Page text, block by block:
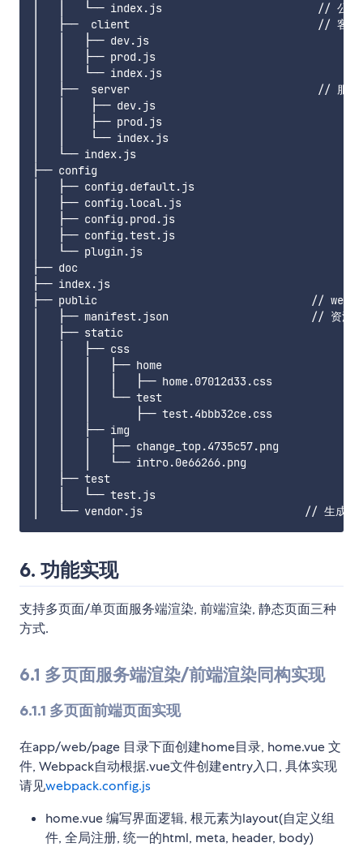
│   │   └── index.js                        //
│   ├──  client                             // 客户端
│   │   ├── dev.js
│   │   ├── prod.js
│   │   └── index.js
│   ├──  server                             // 服务端
│   │    ├── dev.js
│   │    ├── prod.js
│   │    └── index.js
│   └── index.js
├── config
│   ├── config.default.js
│   ├── config.local.js
│   ├── config.prod.js
│   ├── config.test.js
│   └── plugin.js
├── doc
├── index.js
├── public                                 // webpack编译
│   ├── manifest.json                      // 资源依
│   ├── static
│   │   ├── css
│   │   │   ├── home
│   │   │   │   ├── home.07012d33.css
│   │   │   └── test
│   │   │       ├── test.4bbb32ce.css
│   │   ├── img
│   │   │   ├── change_top.4735c57.png
│   │   │   └── intro.0e66266.png
│   ├── test
│   │   └── test.js
6. 功能实现
支持多页面/单页面服务端渲染, 前端渲染, 静态页面三种
方式.
6.1 多页面服务端渲染/前端渲染同构实现
6.1.1 多页面前端页面实现
在app/web/page 目录下面创建home目录, home.vue 文
件, Webpack自动根据.vue文件创建entry入口, 具体实现
请见webpack.config.js
home.vue 编写界面逻辑, 根元素为layout(自定义组
件, 全局注册, 统一的html, meta, header, body)